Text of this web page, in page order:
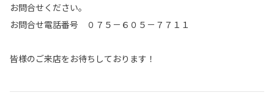
お問合せください。
お問合せ電話番号 ０７５－６０５－７７１１
皆様のご来店をお待ちしております！